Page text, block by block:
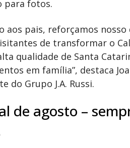
para fotos.
aos pais, reforçamos
de transformar o
qualidade de Santa
em família”, destaca
do Grupo J.A. Russi.
de agosto –